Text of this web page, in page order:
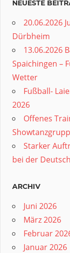
NEUESTE
20.06.2026
Dürbheim
13.06.2026
Spaichingen –
Wetter
Fußball-
2026
Offenes
Starker
bei der
ARCHIV
Juni 2026
März 2026
Februar
Januar 2026